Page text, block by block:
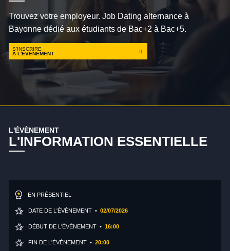
Trouvez votre employeur. Job Dating alternance à
Bayonne dédié aux étudiants de Bac+2 à Bac+5.
S'INSCRIRE
À L'ÉVÈNEMENT
L'ÉVÈNEMENT
L'INFORMATION ESSENTIELLE
EN PRÉSENTIEL
DATE DE L'ÉVÈNEMENT • 02/07/2026
DÉBUT DE L'ÉVÈNEMENT • 16:00
FIN DE L'ÉVÈNEMENT • 20:00